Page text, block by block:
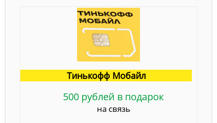
Тинькофф Мобайл
500 рублей в подарок
на связь